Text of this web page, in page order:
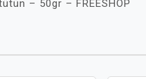
– 50gr – FREESHOP